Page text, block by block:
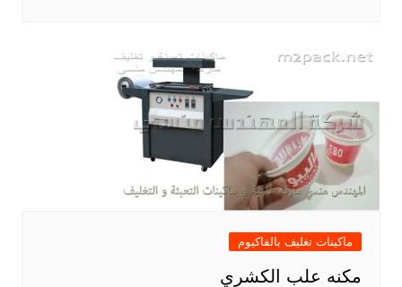
ماكينات تغليف بالفاكيوم
مكنه علب الكشري